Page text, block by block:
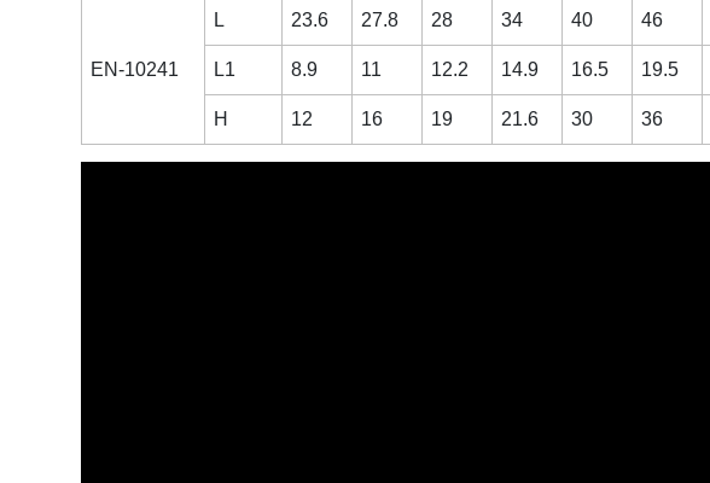
EN-10241
L 23.6 27.8 28 34 40 46
L1 8.9 11 12.2 14.9 16.5 19.5
H 12 16 19 21.6 30 36